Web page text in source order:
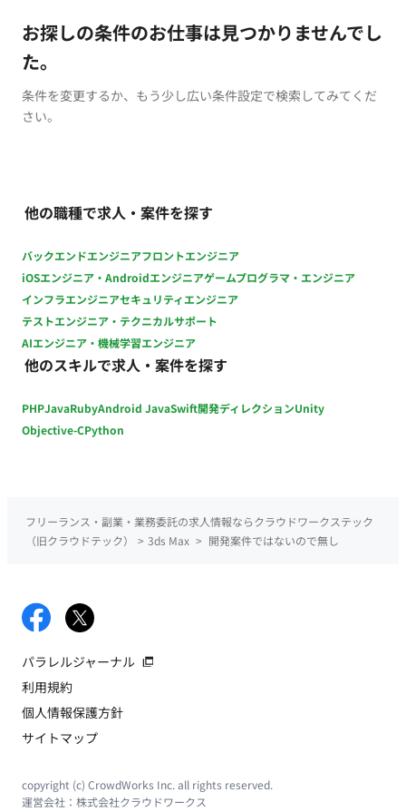
お探しの条件のお仕事は見つかりませんでし
た。
条件を変更するか、もう少し広い条件設定で検索してみてくだ
さい。
他の職種で求人・案件を探す
バックエンドエンジニアフロントエンジニア
iOSエンジニア・Androidエンジニアゲームプログラマ・エンジニア
インフラエンジニアセキュリティエンジニア
テストエンジニア・テクニカルサポート
AIエンジニア・機械学習エンジニア
他のスキルで求人・案件を探す
PHPJavaRubyAndroid JavaSwift開発ディレクションUnity
Objective-CPython
フリーランス・副業・業務委託の求人情報ならクラウドワークステック
（旧クラウドテック）
> 3ds Max > 開発案件ではないので無し
パラレルジャーナル
利用規約
個人情報保護方針
サイトマップ
copyright (c) CrowdWorks Inc. all rights reserved.
運営会社： 株式会社クラウドワークス